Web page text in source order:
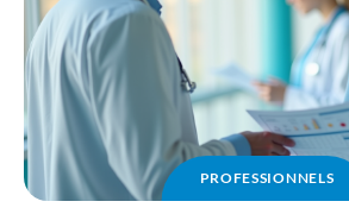
PROFESSIONNELS